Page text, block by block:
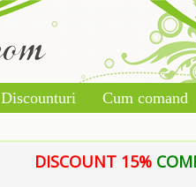
Discounturi Cum comand
DISCOUNT 15%